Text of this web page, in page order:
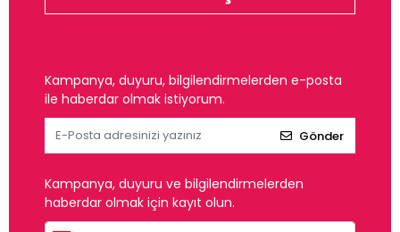
Kampanya, duyuru, bilgilendirmelerden e-posta
ile haberdar olmak istiyorum.
Gönder
Kampanya, duyuru ve bilgilendirmelerden
haberdar olmak için kayıt olun.